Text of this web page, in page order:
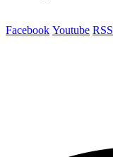
Facebook Youtube RSS